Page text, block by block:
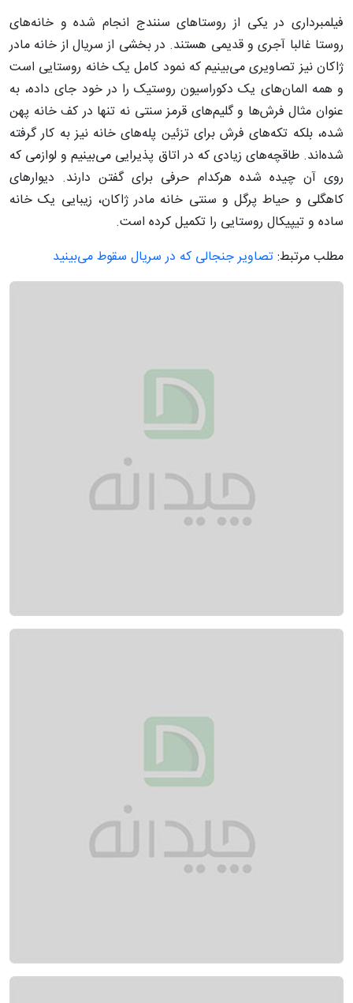
فیلمبرداری در یکی از روستاهای سنندج انجام شده و خانه‌های
روستا غالبا آجری و قدیمی هستند. در بخشی از سریال از خانه مادر
ژاکان نیز تصاویری می‌بینیم که نمود کامل یک خانه روستایی است
و همه المان‌های یک دکوراسیون روستیک را در خود جای داده، به
عنوان مثال فرش‌ها و گلیم‌های قرمز سنتی نه تنها در کف خانه پهن
شده، بلکه تکه‌های فرش برای تزئین پله‌های خانه نیز به کار گرفته
شده‌اند. طاقچه‌های زیادی که در اتاق پذیرایی می‌بینیم و لوازمی که
روی آن چیده شده هرکدام حرفی برای گفتن دارند. دیوارهای
کاهگلی و حیاط پرگل و سنتی خانه مادر ژاکان، زیبایی یک خانه
ساده و تیپیکال روستایی را تکمیل کرده است.
مطلب مرتبط:تصاویر جنجالی که در سریال سقوط می‌بینید